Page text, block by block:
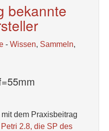
bekannte
- Wissen, Sammeln,
dem Praxisbeitrag
2.8, die SP des